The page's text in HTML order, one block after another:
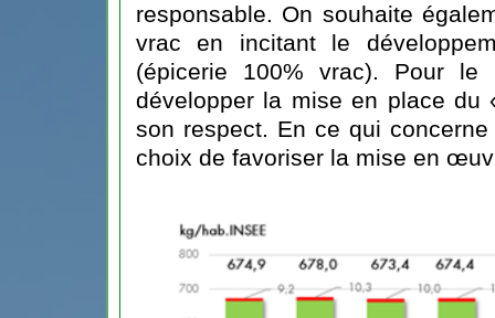
responsable. On souhaite
vrac en incitant le
(épicerie 100% vrac). Pour le
développer la mise en place
son respect. En ce qui
choix de favoriser la mise en